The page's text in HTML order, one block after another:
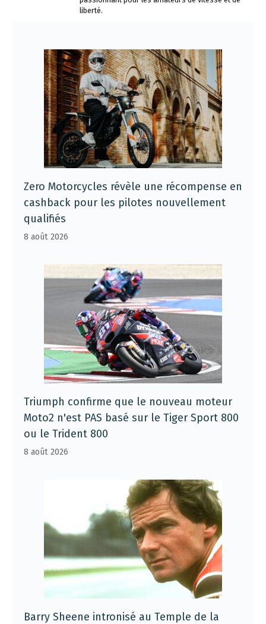
liberté.
Zero Motorcycles révèle une récompense en
cashback pour les pilotes nouvellement
qualifiés
8 août 2026
Triumph confirme que le nouveau moteur
Moto2 n'est PAS basé sur le Tiger Sport 800
ou le Trident 800
8 août 2026
Barry Sheene intronisé au Temple de la